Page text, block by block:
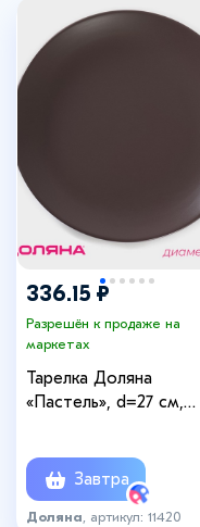
336.15 ₽
Разрешён к продаже на
маркетах
Тарелка Доляна
«Пастель», d=27 см,
Завтра
Доляна , артикул: 11420